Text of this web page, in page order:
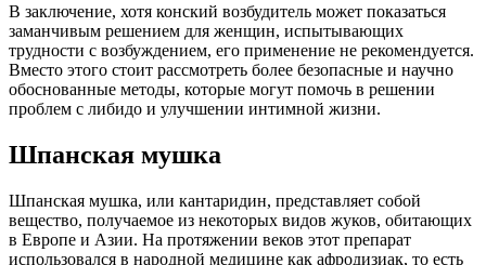
В заключение, хотя конский возбудитель может показаться
заманчивым решением для женщин, испытывающих
трудности с возбуждением, его применение не рекомендуется.
Вместо этого стоит рассмотреть более безопасные и научно
обоснованные методы, которые могут помочь в решении
проблем с либидо и улучшении интимной жизни.
Шпанская мушка
Шпанская мушка, или кантаридин, представляет собой
вещество, получаемое из некоторых видов жуков, обитающих
в Европе и Азии. На протяжении веков этот препарат
использовался в народной медицине как афродизиак, то есть